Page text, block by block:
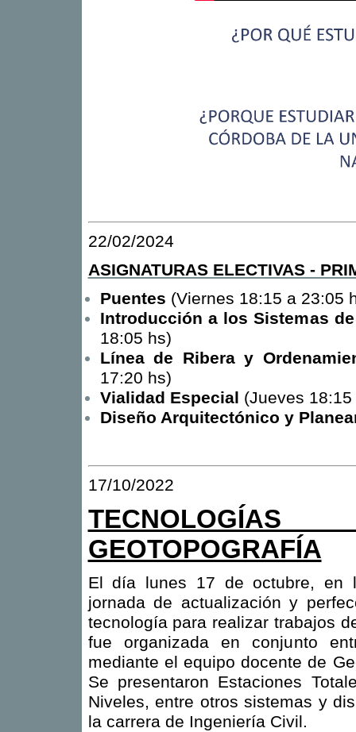
22/02/2024
ASIGNATURAS ELECTIVAS -
Puentes (Viernes 18:15 a 23:05
Introducción a los Sistemas
18:05 hs)
Línea de Ribera y
17:20 hs)
Vialidad Especial (Jueves
Diseño Arquitectónico y
17/10/2022
GEOTOPOGRAFÍA
El día lunes 17 de octubre, en
jornada de actualización y
tecnología para realizar trabajos
fue organizada en conjunto
mediante el equipo docente de
Se presentaron Estaciones
Niveles, entre otros sistemas y
la carrera de Ingeniería Civil.